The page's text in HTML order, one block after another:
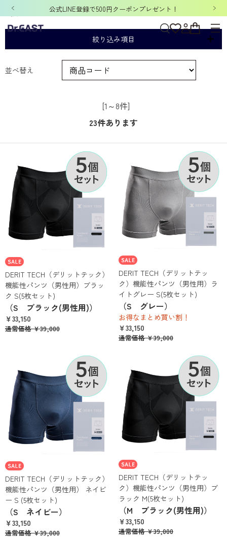
公式LINE登録で500円クーポンプレゼント！
5枚
絞り込み項目
並べ替え
[1～8件]
23件あります
DERIT TECH（デリットテック）
機能性パンツ（男性用）ブラッ
ク S(5枚セット)
（S ブラック(男性用)）
￥33,150
通常価格￥39,000
DERIT TECH（デリットテッ
ク）機能性パンツ（男性用）ラ
イトグレー S(5枚セット)
（S グレー）
お得なまとめ買い割！
￥33,150
通常価格￥39,000
DERIT TECH（デリットテック）
機能性パンツ（男性用） ネイビ
ー S (5枚セット)
（S ネイビー）
￥33,150
通常価格￥39,000
DERIT TECH（デリットテッ
ク）機能性パンツ（男性用）ブ
ラック M(5枚セット)
（M ブラック(男性用)）
￥33,150
通常価格￥39,000